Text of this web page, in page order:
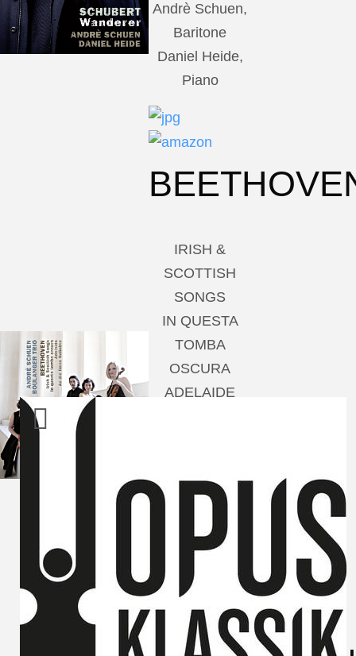
Andrè Schuen,
Baritone
Daniel Heide,
Piano
IRISH &
SCOTTISH
SONGS
IN QUESTA
TOMBA
OSCURA
ADELAIDE
Baritone